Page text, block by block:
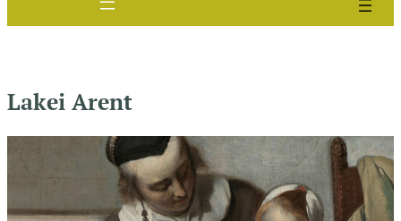
Lakei Arent